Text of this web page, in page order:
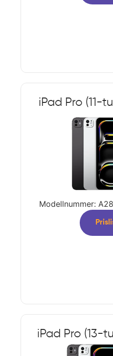
iPad Pro (11-
Modellnummer:
iPad Pro (13-